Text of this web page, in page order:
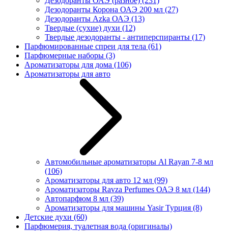
Дезодоранты Корона ОАЭ 200 мл (27)
Дезодоранты Azka ОАЭ (13)
Твердые (сухие) духи (12)
Твердые дезодоранты - антиперспиранты (17)
Парфюмированные спреи для тела (61)
Парфюмерные наборы (3)
Ароматизаторы для дома (106)
Ароматизаторы для авто
Автомобильные ароматизаторы Al Rayan 7-8 мл
(106)
Ароматизаторы для авто 12 мл (99)
Ароматизаторы Ravza Perfumes ОАЭ 8 мл (144)
Автопарфюм 8 мл (39)
Ароматизаторы для машины Yasir Турция (8)
Детские духи (60)
Парфюмерия, туалетная вода (оригиналы)